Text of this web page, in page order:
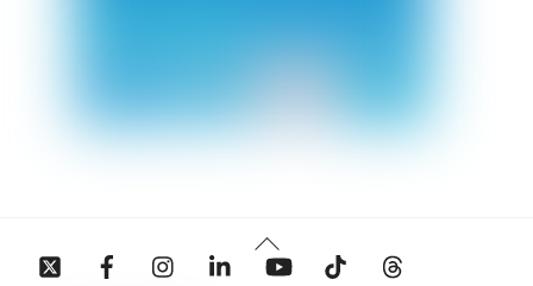
Back
To
Twitter Facebook InstagramLinkedin YouTube Tiktok